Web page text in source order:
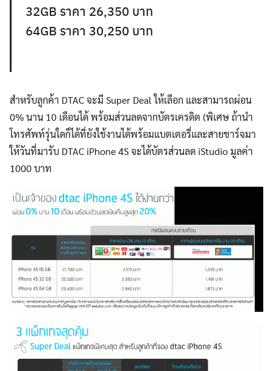
32GB ราคา 26,350 บาท
64GB ราคา 30,250 บาท
สำหรับลูกค้า DTAC จะมี Super Deal ให้เลือก และสามารถผ่อน
0% นาน 10 เดือนได้ พร้อมส่วนลดจากบัตรเครดิต (พิเศษ ถ้านำ
โทรศัพท์รุ่นใดก็ได้ที่ยังใช้งานได้พร้อมแบตเตอรี่และสายชาร์จมา
ให้วันที่มารับ DTAC iPhone 4S จะได้บัตรส่วนลด iStudio มูลค่า
1000 บาท